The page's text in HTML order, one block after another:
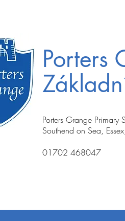
Porters
Porters Grange Primary
Southend on Sea,
01702 468047